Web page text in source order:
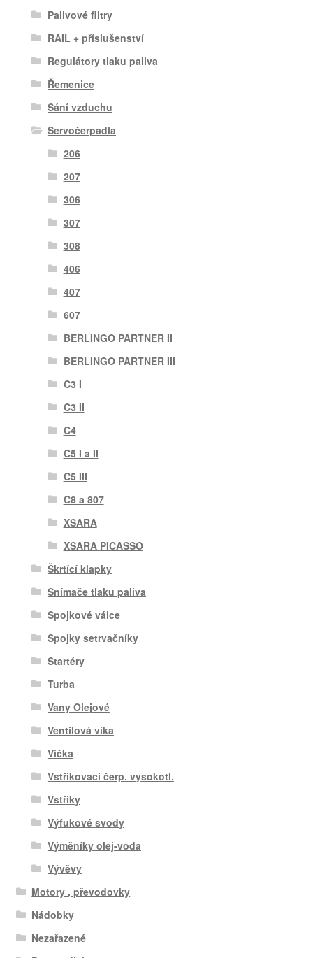
Palivové filtry
RAIL + příslušenství
Regulátory tlaku paliva
Řemenice
Sání vzduchu
Servočerpadla
206
207
306
307
308
406
407
607
BERLINGO PARTNER II
BERLINGO PARTNER III
C3 I
C3 II
C4
C5 I a II
C5 III
C8 a 807
XSARA
XSARA PICASSO
Škrtící klapky
Snímače tlaku paliva
Spojkové válce
Spojky setrvačníky
Startéry
Turba
Vany Olejové
Ventilová víka
Víčka
Vstřikovací čerp. vysokotl.
Vstřiky
Výfukové svody
Výměníky olej-voda
Vývěvy
Motory , převodovky
Nádobky
Nezařazené